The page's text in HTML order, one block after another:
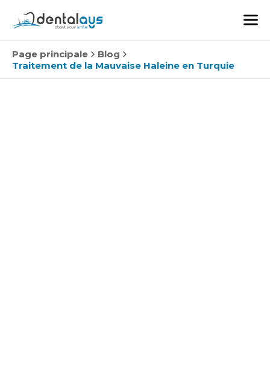
Page principale
Blog
Traitement de la Mauvaise Haleine en Turquie